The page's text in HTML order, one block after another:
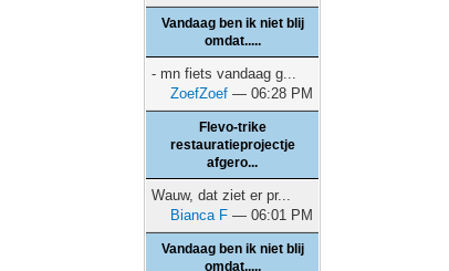
Vandaag ben ik niet blij
omdat.....
- mn fiets vandaag g...
ZoefZoef — 06:28 PM
Flevo-trike
restauratieprojectje
afgero...
Wauw, dat ziet er pr...
Bianca F — 06:01 PM
Vandaag ben ik niet blij
omdat.....